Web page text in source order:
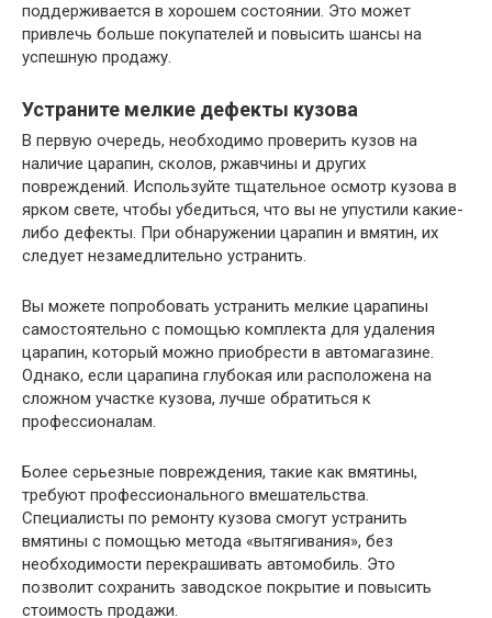
поддерживается в хорошем состоянии. Это может
привлечь больше покупателей и повысить шансы на
успешную продажу.
Устраните мелкие дефекты кузова
В первую очередь, необходимо проверить кузов на
наличие царапин, сколов, ржавчины и других
повреждений. Используйте тщательное осмотр кузова в
ярком свете, чтобы убедиться, что вы не упустили какие-
либо дефекты. При обнаружении царапин и вмятин, их
следует незамедлительно устранить.
Вы можете попробовать устранить мелкие царапины
самостоятельно с помощью комплекта для удаления
царапин, который можно приобрести в автомагазине.
Однако, если царапина глубокая или расположена на
сложном участке кузова, лучше обратиться к
профессионалам.
Более серьезные повреждения, такие как вмятины,
требуют профессионального вмешательства.
Специалисты по ремонту кузова смогут устранить
вмятины с помощью метода «вытягивания», без
необходимости перекрашивать автомобиль. Это
позволит сохранить заводское покрытие и повысить
стоимость продажи.